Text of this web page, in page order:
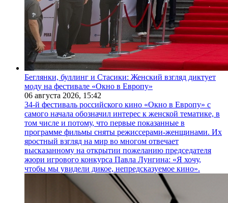
Беглянки, буллинг и Стасики: Женский взгляд диктует
моду на фестивале «Окно в Европу»
06 августа 2026, 15:42
34-й фестиваль российского кино «Окно в Европу» с
самого начала обозначил интерес к женской тематике, в
том числе и потому, что первые показанные в
программе фильмы сняты режиссерами-женщинами. Их
яростный взгляд на мир во многом отвечает
высказанному на открытии пожеланию председателя
жюри игрового конкурса Павла Лунгина: «Я хочу,
чтобы мы увидели дикое, непредсказуемое кино».